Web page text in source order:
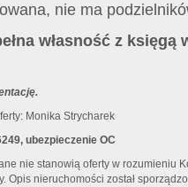
nie ma
własność z księgą
Monika Strycharek
ubezpieczenie OC
nie stanowią oferty w rozumieniu
Opis nieruchomości został